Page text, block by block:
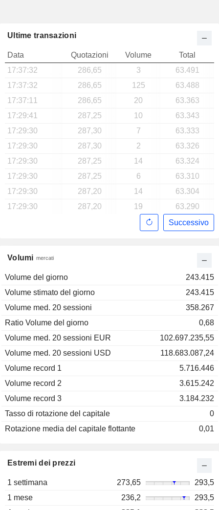
Volumi mercati
Volume del giorno
243.415
Volume stimato del giorno
243.415
Volume med. 20 sessioni
358.267
Ratio Volume del giorno
0,68
Volume med. 20 sessioni EUR
102.697.235,55
Volume med. 20 sessioni USD
118.683.087,24
Volume record 1
5.716.446
Volume record 2
3.615.242
Volume record 3
3.184.232
Tasso di rotazione del capitale
0
Rotazione media del capitale flottante
0,01
Ultime transazioni
Data Quotazioni Volume
Total
17:37:32
286,65 3
63.491
17:37:32
286,65 125
63.488
17:37:11
286,65 20
63.363
17:29:41
287,25 10
63.343
17:29:30
287,30 7
63.333
17:29:30
287,30 2
63.326
17:29:30
287,25 14
63.324
17:29:30
287,25 6
63.310
17:29:30
287,20 14
63.304
17:29:30
287,20 19
63.290
Successivo
Estremi dei prezzi
1 settimana 273,65
293,5
1 mese
236,2
293,5